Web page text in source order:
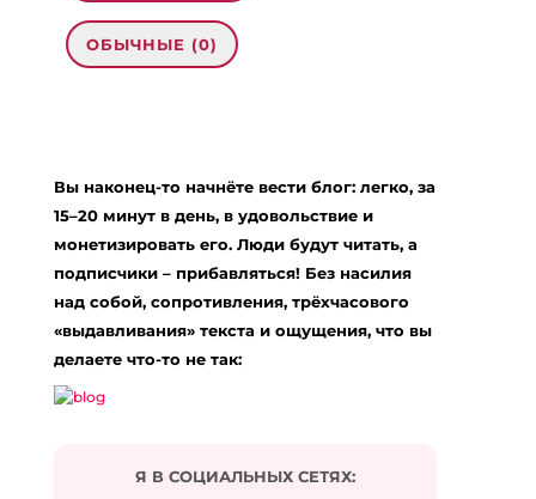
ОБЫЧНЫЕ (0)
LSM99 ฝากเงินไม่มีขั้นต่ำ:
09.12.2023 в 03:20
[…] Find More Info here to that Topic:
eharitonova.ru/paradoksalnyj-sposob-vse-uspevat/
[…] Information on that Topic:
Вы наконец-то начнёте вести блог: легко, за
15–20 минут в день, в удовольствие и
монетизировать его. Люди будут читать, а
подписчики – прибавляться! Без насилия
над собой, сопротивления, трёхчасового
«выдавливания» текста и ощущения, что вы
делаете что-то не так:
Я В СОЦИАЛЬНЫХ СЕТЯХ: